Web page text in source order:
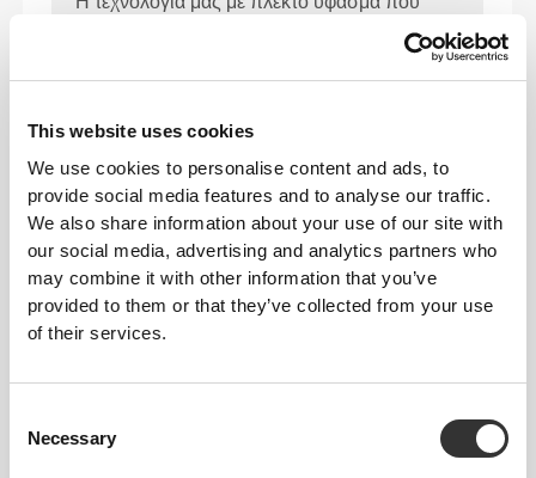
This website uses cookies
We use cookies to personalise content and ads, to
provide social media features and to analyse our traffic.
We also share information about your use of our site with
our social media, advertising and analytics partners who
may combine it with other information that you’ve
provided to them or that they’ve collected from your use
of their services.
Selection
Necessary
που
απελευθερώνουν τη θερμότητα—
προσφέρειφρεσκάδα όλη μέρα, ελευθερία
καιαπόδοση.
ΒΑΣΙΚΑ ΧΑΡΑΚΤΗΡΙΣΤΙΚΑ
ΓΡΉΓΟΡΟ ΣΤΈΓΝΩΜΑ
ώστε να εξατμίζεται άμεσα—κρατώντας το